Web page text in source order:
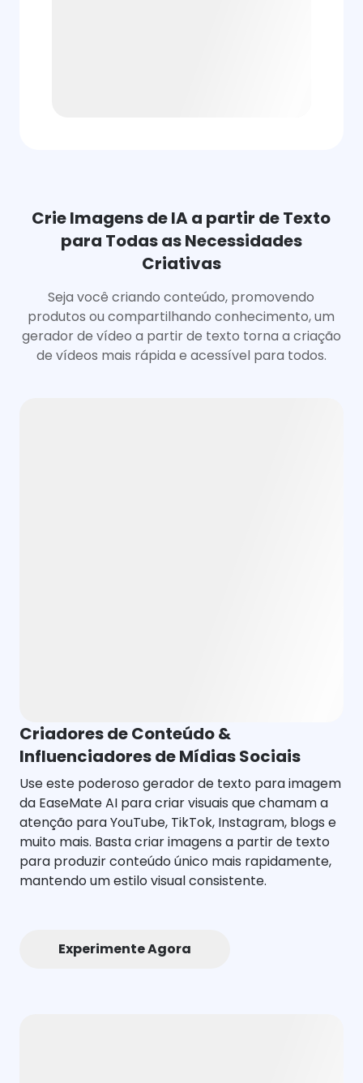
Crie Imagens de IA a partir de Texto
para Todas as Necessidades
Criativas
Seja você criando conteúdo, promovendo
produtos ou compartilhando conhecimento, um
gerador de vídeo a partir de texto torna a criação
de vídeos mais rápida e acessível para todos.
Criadores de Conteúdo &
Influenciadores de Mídias Sociais
Use este poderoso gerador de texto para imagem
da EaseMate AI para criar visuais que chamam a
atenção para YouTube, TikTok, Instagram, blogs e
muito mais. Basta criar imagens a partir de texto
para produzir conteúdo único mais rapidamente,
mantendo um estilo visual consistente.
Experimente Agora